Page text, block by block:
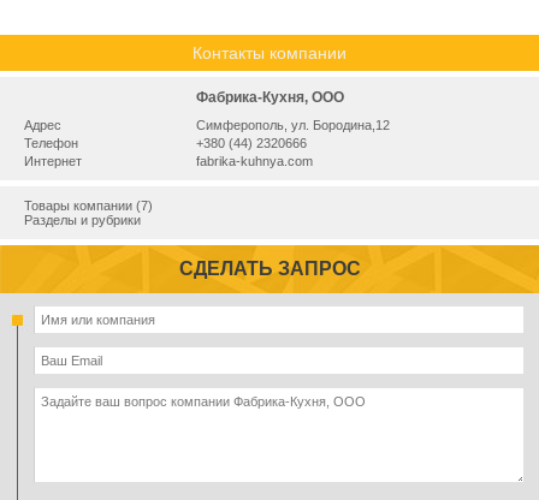
Контакты компании
Фабрика-Кухня, ООО
Адрес
Симферополь, ул. Бородина,12
Телефон
+380 (44) 2320666
Интернет
fabrika-kuhnya.com
Товары компании (7)
Разделы и рубрики
СДЕЛАТЬ ЗАПРОС